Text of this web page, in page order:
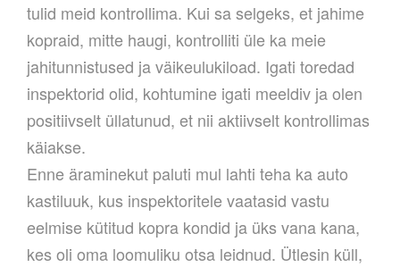
tulid meid kontrollima. Kui sa selgeks, et jahime
kopraid, mitte haugi, kontrolliti üle ka meie
jahitunnistused ja väikeulukiload. Igati toredad
inspektorid olid, kohtumine igati meeldiv ja olen
positiivselt üllatunud, et nii aktiivselt kontrollimas
käiakse.
Enne äraminekut paluti mul lahti teha ka auto
kastiluuk, kus inspektoritele vaatasid vastu
eelmise kütitud kopra kondid ja üks vana kana,
kes oli oma loomuliku otsa leidnud. Ütlesin küll,